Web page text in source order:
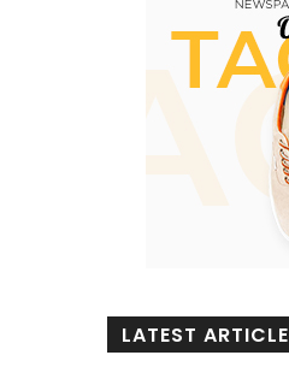
LATEST ARTICLE